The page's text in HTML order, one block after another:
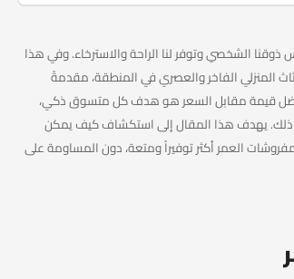
الشخصي وتوفر لنا الراحة والاسترخاء. وفي هذا
المنزلي الفاخر والعصري في المنطقة، مقدمةً
أفضل قيمة مقابل السعر هو هدف كل متسوق ذكي،
ذلك. يهدف هذا المقال إلى استكشاف كيف يمكن
العمر أكثر توفيراً ومتعة، دون المساومة على